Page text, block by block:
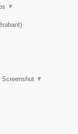
▼
)
Screenshot ▼